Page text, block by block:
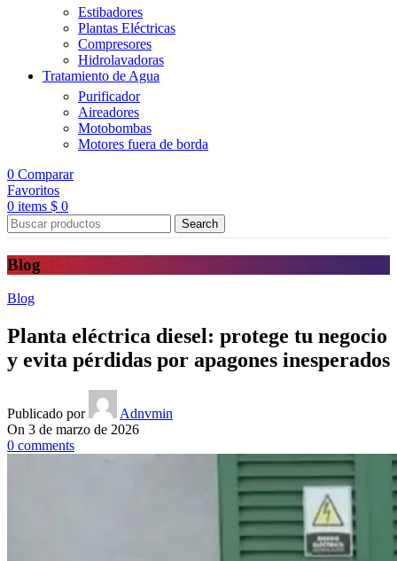
Estibadores
Plantas Eléctricas
Compresores
Hidrolavadoras
Tratamiento de Agua
Purificador
Aireadores
Motobombas
Motores fuera de borda
0 Comparar
Favoritos
0 items $ 0
Search
Blog
Blog
Planta eléctrica diesel: protege tu negocio
y evita pérdidas por apagones inesperados
Publicado por
Adnvmin
On 3 de marzo de 2026
0 comments